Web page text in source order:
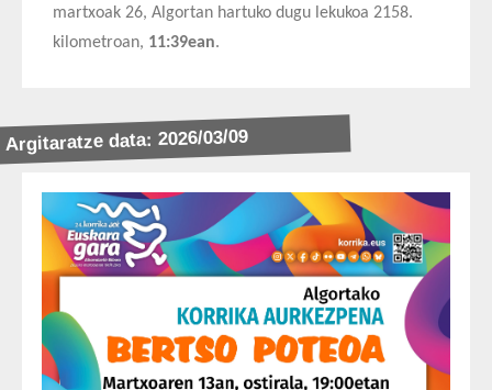
martxoak 26, Algortan hartuko dugu lekukoa 2158.
kilometroan, 11:39ean.
Argitaratze data: 2026/03/09